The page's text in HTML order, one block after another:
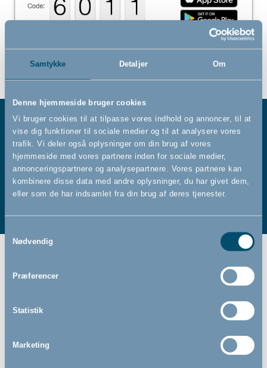
Samtykke Detaljer Om
Denne hjemmeside bruger cookies
Vi bruger cookies til at tilpasse vores indhold og annoncer, til at
vise dig funktioner til sociale medier og til at analysere vores
trafik. Vi deler også oplysninger om din brug af vores
hjemmeside med vores partnere inden for sociale medier,
annonceringspartnere og analysepartnere. Vores partnere kan
kombinere disse data med andre oplysninger, du har givet dem,
eller som de har indsamlet fra din brug af deres tjenester.
Nødvendig
Præferencer
Statistik
Marketing
Sådan bruger du Onbox
Download app'en i App Store eller Google Play
Indtast den 4-cifrede kode. Koden står på produktets
emballage og i brugervejledningen